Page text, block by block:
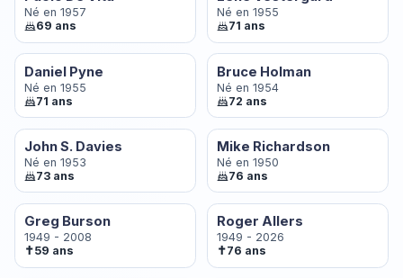
Né en 1957
69 ans
Né en 1955
71 ans
Daniel Pyne
Né en 1955
71 ans
Bruce Holman
Né en 1954
72 ans
John S. Davies
Né en 1953
73 ans
Mike Richardson
Né en 1950
76 ans
Greg Burson
1949 - 2008
✝59 ans
Roger Allers
1949 - 2026
✝76 ans